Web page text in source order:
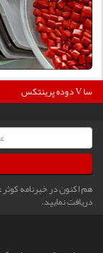
دوده پرینتکس V دگوسا :
هم اکنون در خبرنامه
دریافت نمایید.